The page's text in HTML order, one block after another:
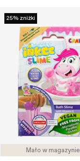
Mało w magazynie
25% zniżki